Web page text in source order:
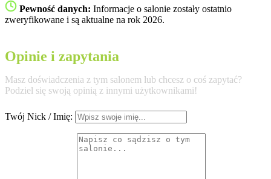
Pewność danych: Informacje o salonie zostały ostatnio
zweryfikowane i są aktualne na rok 2026.
Opinie i zapytania
Masz doświadczenia z tym salonem lub chcesz o coś zapytać?
Podziel się swoją opinią z innymi użytkownikami!
Twój Nick / Imię: